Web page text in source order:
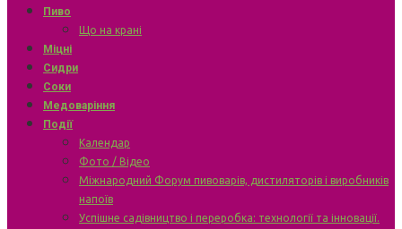
Пиво
Що на крані
Міцні
Сидри
Соки
Медоваріння
Події
Календар
Фото / Відео
Міжнародний Форум пивоварів, дистиляторів і виробників
напоїв
Успішне садівництво і переробка: технології та інновації.